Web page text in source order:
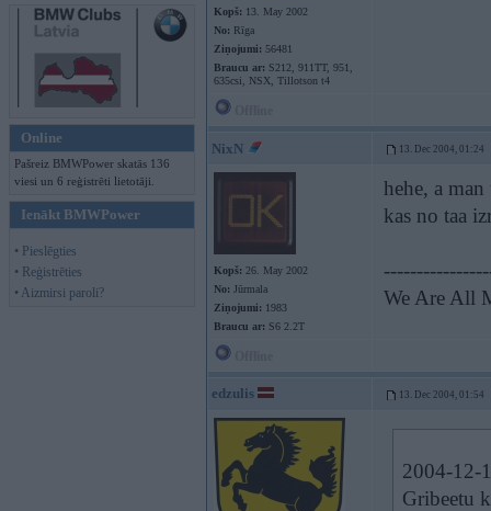
Online
Pašreiz BMWPower skatās 136
viesi un 6 reģistrēti lietotāji.
Ienākt BMWPower
• Pieslēgties
• Reģistrēties
• Aizmirsi paroli?
Kopš: 13. May 2002
No: Rīga
Ziņojumi: 56481
Braucu ar: S212, 911TT, 951,
635csi, NSX, Tillotson t4
NixN 13. Dec 2004, 01:24
Kopš: 26. May 2002
No: Jūrmala
Ziņojumi: 1983
Braucu ar: S6 2.2T
hehe, a man
kas no taa
We Are All
edzulis 13. Dec 2004, 01:54
2004-12-
Gribeetu